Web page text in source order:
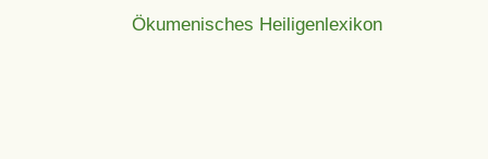
Ökumenisches Heiligenlexikon